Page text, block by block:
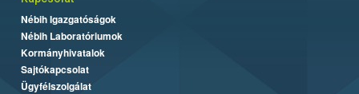
Nébih Igazgatóságok
Nébih Laboratóriumok
Kormányhivatalok
Sajtókapcsolat
Ügyfélszolgálat